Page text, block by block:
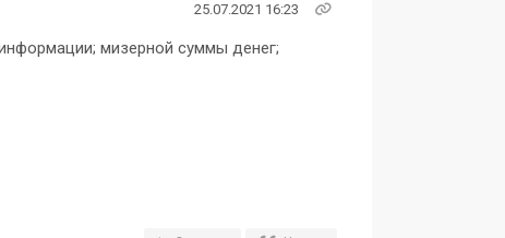
25.07.2021 16:23
мизерной суммы денег;